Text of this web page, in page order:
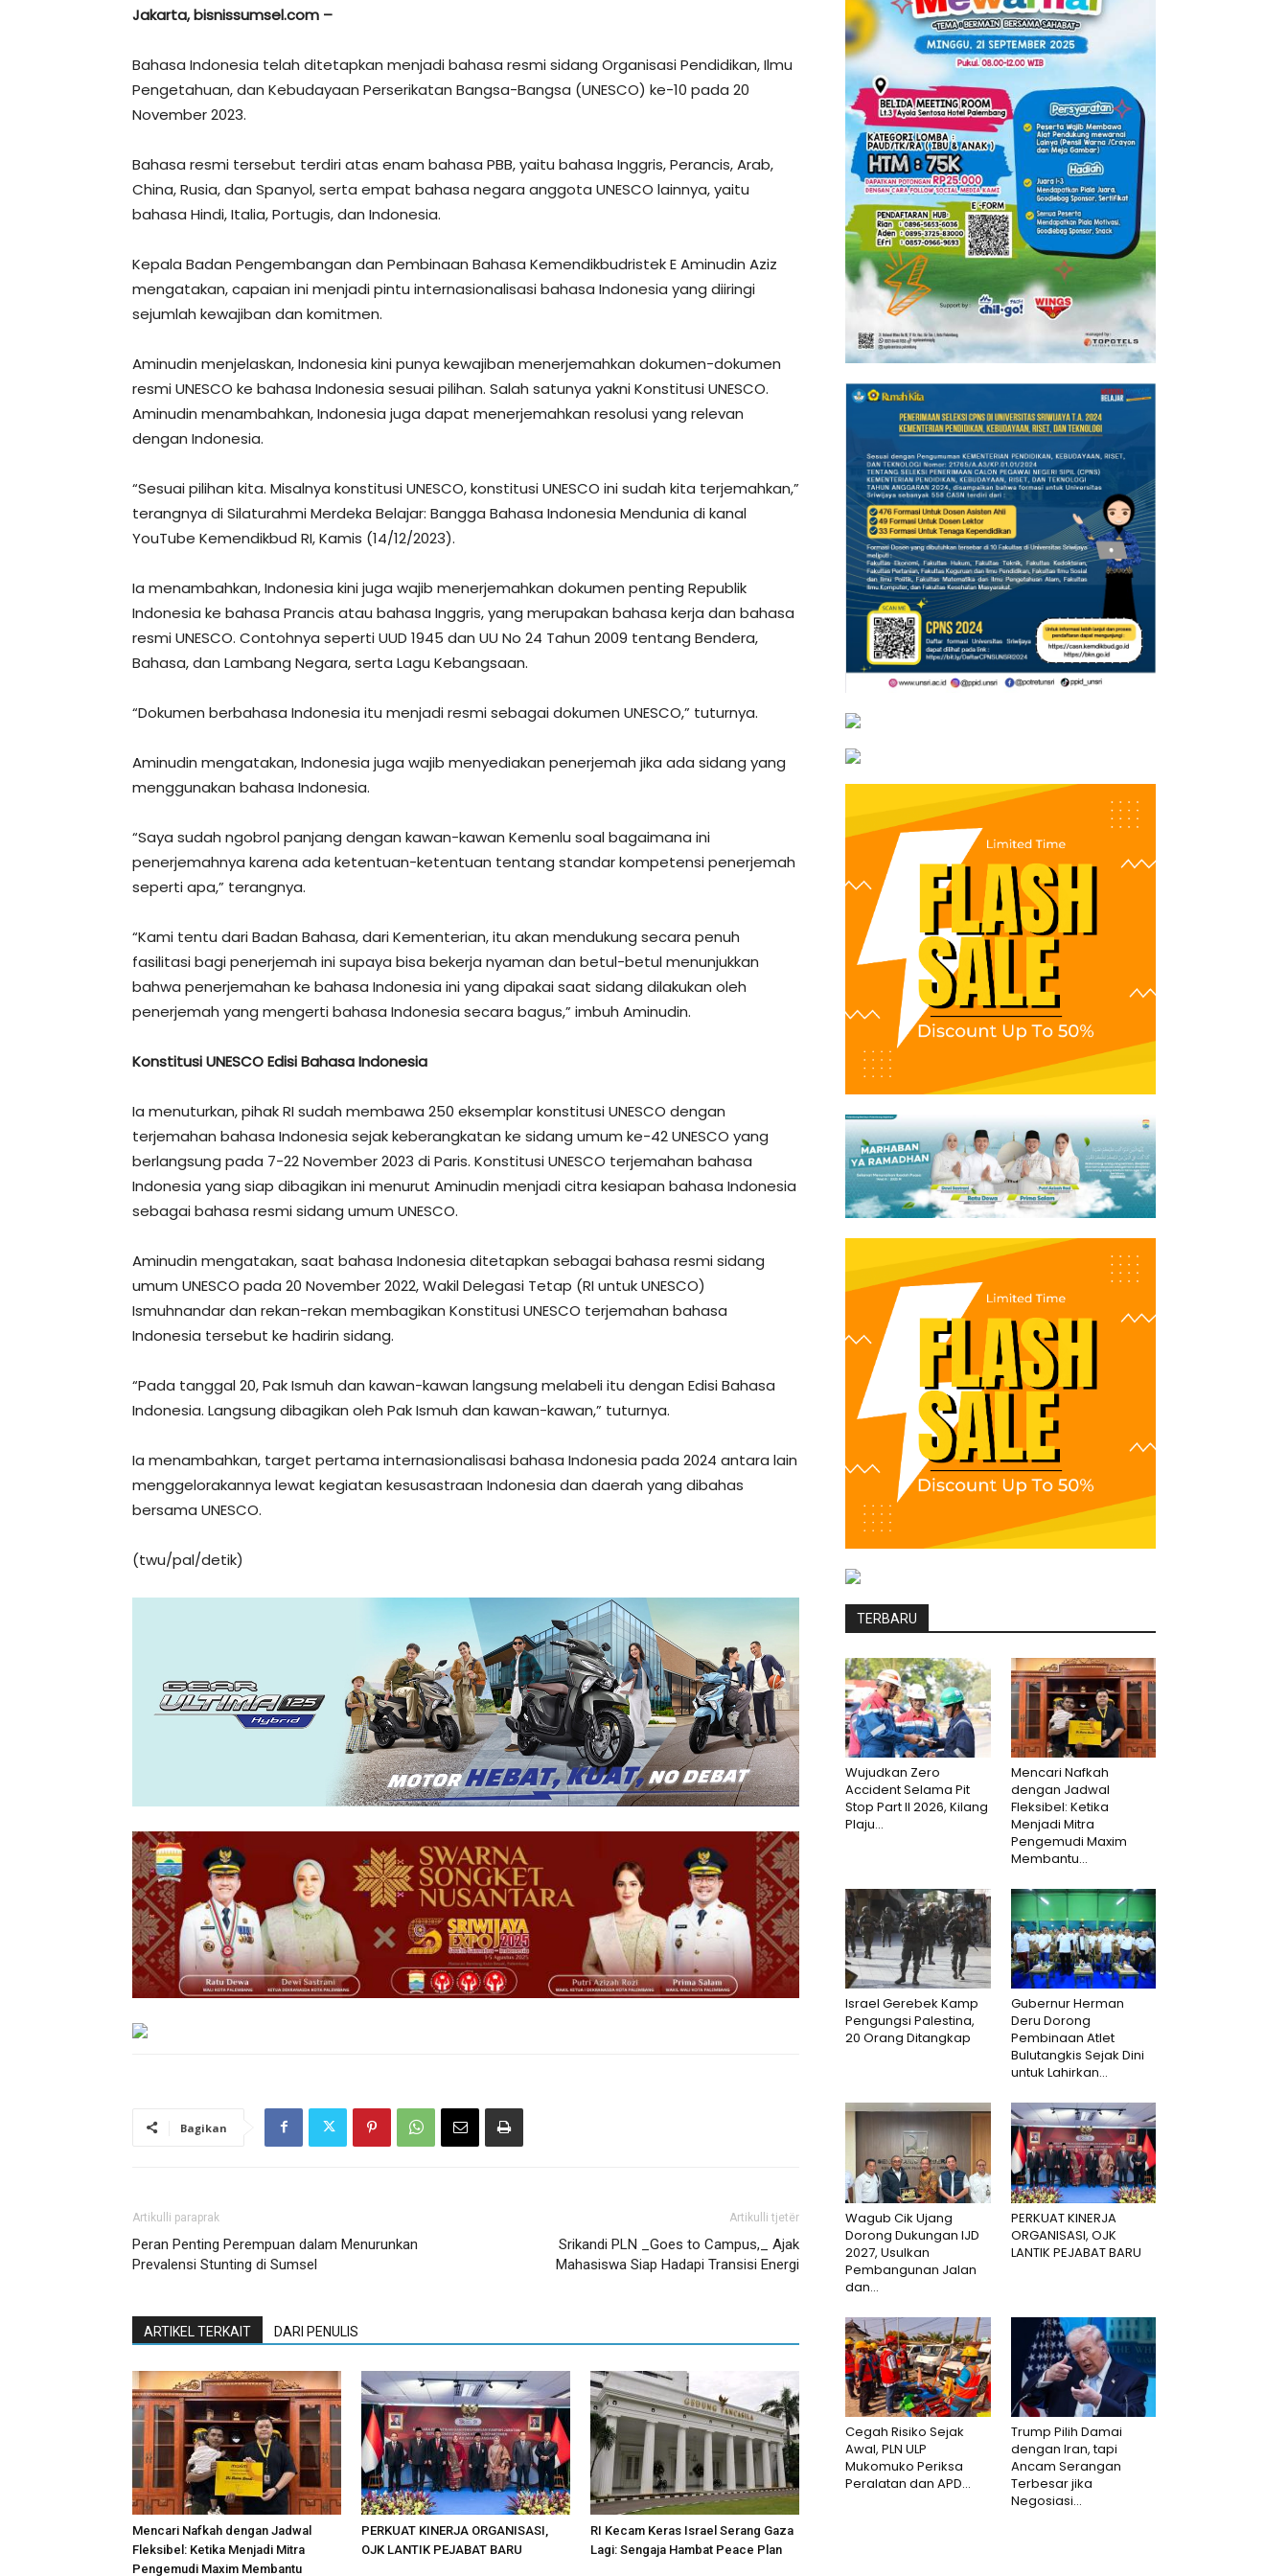
Jakarta, bisnissumsel.com –
Bahasa Indonesia telah ditetapkan menjadi bahasa resmi sidang Organisasi Pendidikan, Ilmu
Pengetahuan, dan Kebudayaan Perserikatan Bangsa-Bangsa (UNESCO) ke-10 pada 20
November 2023.
Bahasa resmi tersebut terdiri atas enam bahasa PBB, yaitu bahasa Inggris, Perancis, Arab,
China, Rusia, dan Spanyol, serta empat bahasa negara anggota UNESCO lainnya, yaitu
bahasa Hindi, Italia, Portugis, dan Indonesia.
Kepala Badan Pengembangan dan Pembinaan Bahasa Kemendikbudristek E Aminudin Aziz
mengatakan, capaian ini menjadi pintu internasionalisasi bahasa Indonesia yang diiringi
sejumlah kewajiban dan komitmen.
Aminudin menjelaskan, Indonesia kini punya kewajiban menerjemahkan dokumen-dokumen
resmi UNESCO ke bahasa Indonesia sesuai pilihan. Salah satunya yakni Konstitusi UNESCO.
Aminudin menambahkan, Indonesia juga dapat menerjemahkan resolusi yang relevan
dengan Indonesia.
“Sesuai pilihan kita. Misalnya konstitusi UNESCO, konstitusi UNESCO ini sudah kita terjemahkan,”
terangnya di Silaturahmi Merdeka Belajar: Bangga Bahasa Indonesia Mendunia di kanal
YouTube Kemendikbud RI, Kamis (14/12/2023).
Ia menambahkan, Indonesia kini juga wajib menerjemahkan dokumen penting Republik
Indonesia ke bahasa Prancis atau bahasa Inggris, yang merupakan bahasa kerja dan bahasa
resmi UNESCO. Contohnya seperti UUD 1945 dan UU No 24 Tahun 2009 tentang Bendera,
Bahasa, dan Lambang Negara, serta Lagu Kebangsaan.
“Dokumen berbahasa Indonesia itu menjadi resmi sebagai dokumen UNESCO,” tuturnya.
Aminudin mengatakan, Indonesia juga wajib menyediakan penerjemah jika ada sidang yang
menggunakan bahasa Indonesia.
“Saya sudah ngobrol panjang dengan kawan-kawan Kemenlu soal bagaimana ini
penerjemahnya karena ada ketentuan-ketentuan tentang standar kompetensi penerjemah
seperti apa,” terangnya.
“Kami tentu dari Badan Bahasa, dari Kementerian, itu akan mendukung secara penuh
fasilitasi bagi penerjemah ini supaya bisa bekerja nyaman dan betul-betul menunjukkan
bahwa penerjemahan ke bahasa Indonesia ini yang dipakai saat sidang dilakukan oleh
penerjemah yang mengerti bahasa Indonesia secara bagus,” imbuh Aminudin.
Konstitusi UNESCO Edisi Bahasa Indonesia
Ia menuturkan, pihak RI sudah membawa 250 eksemplar konstitusi UNESCO dengan
terjemahan bahasa Indonesia sejak keberangkatan ke sidang umum ke-42 UNESCO yang
berlangsung pada 7-22 November 2023 di Paris. Konstitusi UNESCO terjemahan bahasa
Indonesia yang siap dibagikan ini menurut Aminudin menjadi citra kesiapan bahasa Indonesia
sebagai bahasa resmi sidang umum UNESCO.
Aminudin mengatakan, saat bahasa Indonesia ditetapkan sebagai bahasa resmi sidang
umum UNESCO pada 20 November 2022, Wakil Delegasi Tetap (RI untuk UNESCO)
Ismuhnandar dan rekan-rekan membagikan Konstitusi UNESCO terjemahan bahasa
Indonesia tersebut ke hadirin sidang.
“Pada tanggal 20, Pak Ismuh dan kawan-kawan langsung melabeli itu dengan Edisi Bahasa
Indonesia. Langsung dibagikan oleh Pak Ismuh dan kawan-kawan,” tuturnya.
Ia menambahkan, target pertama internasionalisasi bahasa Indonesia pada 2024 antara lain
menggelorakannya lewat kegiatan kesusastraan Indonesia dan daerah yang dibahas
bersama UNESCO.
(twu/pal/detik)
Bagikan
Artikulli paraprak
Peran Penting Perempuan dalam Menurunkan
Prevalensi Stunting di Sumsel
Artikulli tjetër
Srikandi PLN _Goes to Campus,_ Ajak
Mahasiswa Siap Hadapi Transisi Energi
ARTIKEL TERKAIT DARI PENULIS
Mencari Nafkah dengan Jadwal
Fleksibel: Ketika Menjadi Mitra
Pengemudi Maxim Membantu
PERKUAT KINERJA ORGANISASI,
OJK LANTIK PEJABAT BARU
RI Kecam Keras Israel Serang Gaza
Lagi: Sengaja Hambat Peace Plan
TERBARU
Wujudkan Zero
Accident Selama Pit
Stop Part II 2026, Kilang
Plaju...
Mencari Nafkah
dengan Jadwal
Fleksibel: Ketika
Menjadi Mitra
Pengemudi Maxim
Membantu...
Israel Gerebek Kamp
Pengungsi Palestina,
20 Orang Ditangkap
Gubernur Herman
Deru Dorong
Pembinaan Atlet
Bulutangkis Sejak Dini
untuk Lahirkan...
Wagub Cik Ujang
Dorong Dukungan IJD
2027, Usulkan
Pembangunan Jalan
dan...
PERKUAT KINERJA
ORGANISASI, OJK
LANTIK PEJABAT BARU
Cegah Risiko Sejak
Awal, PLN ULP
Mukomuko Periksa
Peralatan dan APD...
Trump Pilih Damai
dengan Iran, tapi
Ancam Serangan
Terbesar jika
Negosiasi...